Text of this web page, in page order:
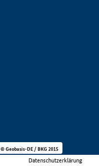
Datenschutzerklärung
© Geobasis-DE / BKG 2015